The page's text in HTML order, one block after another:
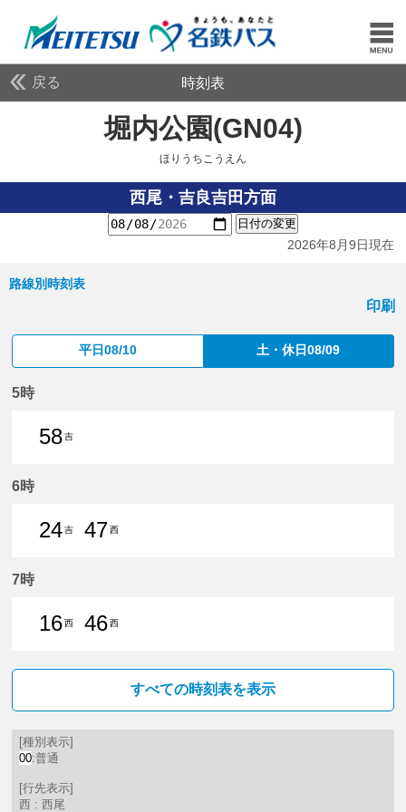
戻る 時刻表
堀内公園(GN04)
ほりうちこうえん
西尾・吉良吉田方面
日付の変更
2026年8月9日現在
路線別時刻表
印刷
平日08/10 土・休日08/09
5時
58吉
6時
24吉
47西
7時
16西
46西
すべての時刻表を表示
[種別表示]
00:普通
[行先表示]
西 : 西尾